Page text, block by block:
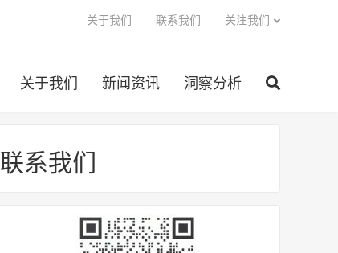
关于我们 新闻资讯 洞察分析
关于我们 联系我们 关注我们
联系我们